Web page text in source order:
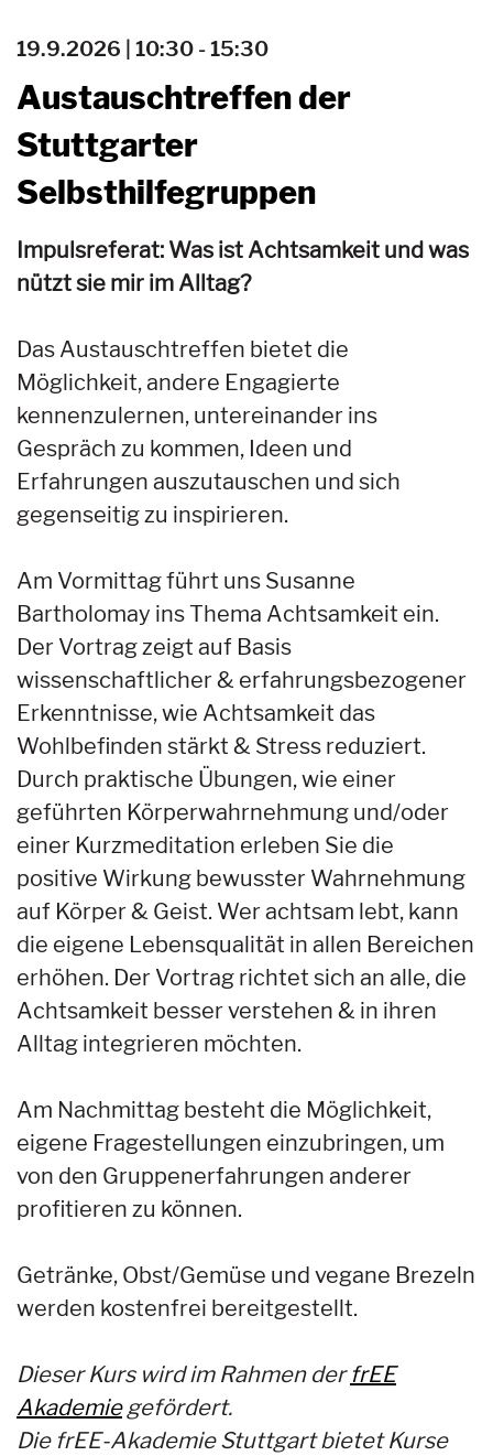
19.9.2026 | 10:30 - 15:30
Austauschtreffen der
Stuttgarter
Selbsthilfegruppen
Impulsreferat: Was ist Achtsamkeit und was
nützt sie mir im Alltag?
Das Austauschtreffen bietet die
Möglichkeit, andere Engagierte
kennenzulernen, untereinander ins
Gespräch zu kommen, Ideen und
Erfahrungen auszutauschen und sich
gegenseitig zu inspirieren.
Am Vormittag führt uns Susanne
Bartholomay ins Thema Achtsamkeit ein.
Der Vortrag zeigt auf Basis
wissenschaftlicher & erfahrungsbezogener
Erkenntnisse, wie Achtsamkeit das
Wohlbefinden stärkt & Stress reduziert.
Durch praktische Übungen, wie einer
geführten Körperwahrnehmung und/oder
einer Kurzmeditation erleben Sie die
positive Wirkung bewusster Wahrnehmung
auf Körper & Geist. Wer achtsam lebt, kann
die eigene Lebensqualität in allen Bereichen
erhöhen. Der Vortrag richtet sich an alle, die
Achtsamkeit besser verstehen & in ihren
Alltag integrieren möchten.
Am Nachmittag besteht die Möglichkeit,
eigene Fragestellungen einzubringen, um
von den Gruppenerfahrungen anderer
profitieren zu können.
Getränke, Obst/Gemüse und vegane Brezeln
werden kostenfrei bereitgestellt.
Dieser Kurs wird im Rahmen der frEE
Akademiegefördert.
Die frEE-Akademie Stuttgart bietet Kurse